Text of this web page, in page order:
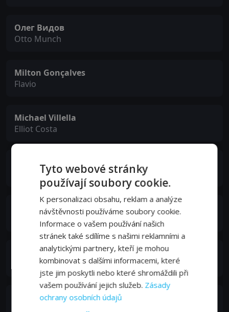
Олег Видов
Otto Munch
Milton Gonçalves
Flavio
Michael Villella
Elliot Costa
Bernardo Jablonski
Roberto
Paul Land
Big Sailor
Antonio Mario Silva da Silva
Rambo
Luiz Lobo
Tyto webové stránky
používají soubory cookie.
K personalizaci obsahu, reklam a analýze
návštěvnosti používáme soubory cookie.
Informace o vašem používání našich
stránek také sdílíme s našimi reklamními a
analytickými partnery, kteří je mohou
kombinovat s dalšími informacemi, které
jste jim poskytli nebo které shromáždili při
vašem používání jejich služeb. Zásady
ochrany osobních údajů